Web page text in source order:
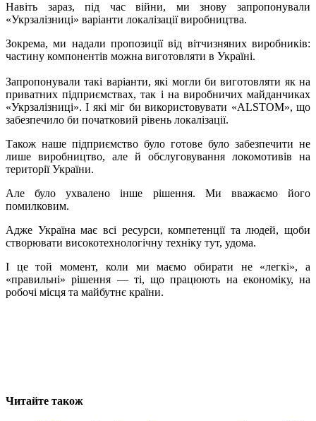
Навіть зараз, під час війни, ми знову запропонували
«Укрзалізниці» варіанти локалізації виробництва.
Зокрема, ми надали пропозиції від вітчизняних виробників:
частину компонентів можна виготовляти в Україні.
Запропонували такі варіанти, які могли би виготовляти як на
приватних підприємствах, так і на виробничих майданчиках
«Укрзалізниці». І які міг би використовувати «ALSTOM», що
забезпечило би початковий рівень локалізації.
Також наше підприємство було готове було забезпечити не
лише виробництво, але й обслуговування локомотивів на
території України.
Але було ухвалено інше рішення. Ми вважаємо його
помилковим.
Адже Україна має всі ресурси, компетенції та людей, щоби
створювати високотехнологічну техніку тут, удома.
І це той момент, коли ми маємо обирати не «легкі», а
«правильні» рішення — ті, що працюють на економіку, на
робочі місця та майбутнє країни.
Читайте також